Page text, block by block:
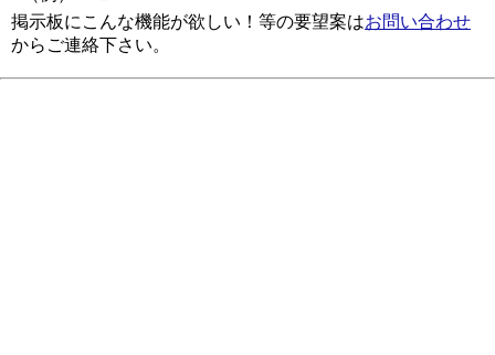
掲示板にこんな機能が欲しい！等の要望案はお問い合わせ
からご連絡下さい。